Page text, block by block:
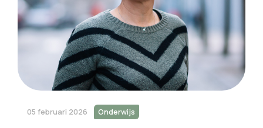
05 februari 2026 Onderwijs